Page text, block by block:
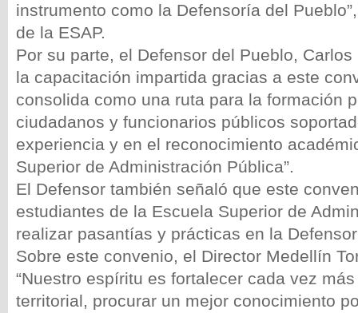
instrumento como la Defensoría del
de la ESAP.
Por su parte, el Defensor del Pueblo,
la capacitación impartida gracias a este
consolida como una ruta para la formación
ciudadanos y funcionarios públicos
experiencia y en el reconocimiento
Superior de Administración Pública”.
El Defensor también señaló que este
estudiantes de la Escuela Superior de
realizar pasantías y prácticas en la
Sobre este convenio, el Director Medellín
“Nuestro espíritu es fortalecer cada vez
territorial, procurar un mejor conocimiento